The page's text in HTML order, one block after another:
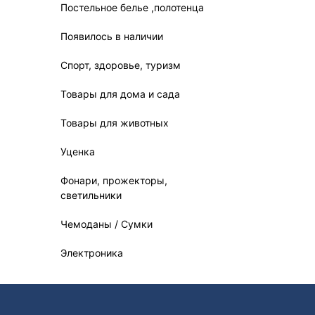
Постельное белье ,полотенца
Появилось в наличии
Спорт, здоровье, туризм
Товары для дома и сада
Товары для животных
Уценка
Фонари, прожекторы,
светильники
Чемоданы / Сумки
Электроника